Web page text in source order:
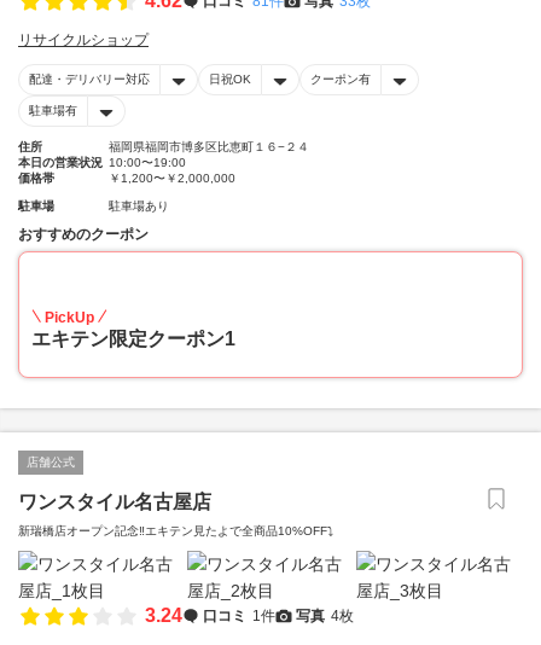
リサイクルショップ
配達・デリバリー対応 日祝OK クーポン有
駐車場有
住所
福岡県福岡市博多区比恵町１６−２４
本日の営業状況 10:00〜19:00
価格帯
￥1,200〜￥2,000,000
駐車場 駐車場あり
おすすめのクーポン
PickUp
エキテン限定クーポン1
店舗公式
ワンスタイル名古屋店
新瑞橋店オープン記念‼️エキテン見たよで全商品10%OFF⤵️
3.24 口コミ 1件 写真 4枚